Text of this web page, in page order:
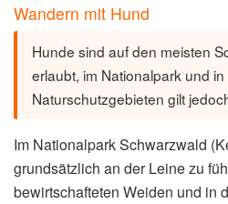
Wandern mit Hund
Hunde sind auf den meisten
erlaubt, im Nationalpark und
Naturschutzgebieten gilt
Im Nationalpark Schwarzwald
grundsätzlich an der Leine zu
bewirtschafteten Weiden und in